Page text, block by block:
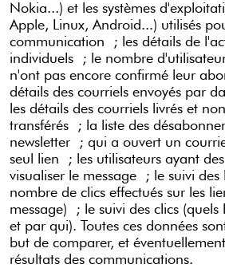
Nokia...) et les systèmes
Apple, Linux, Android...) utilisés
communication ; les détails de
individuels ; le nombre
n'ont pas encore confirmé leur
détails des courriels envoyés par
les détails des courriels livrés et
transférés ; la liste des
newsletter ; qui a ouvert un
seul lien ; les utilisateurs ayant
visualiser le message ; le suivi des
nombre de clics effectués sur les
message) ; le suivi des clics (quels
et par qui). Toutes ces données
but de comparer, et
résultats des communications.